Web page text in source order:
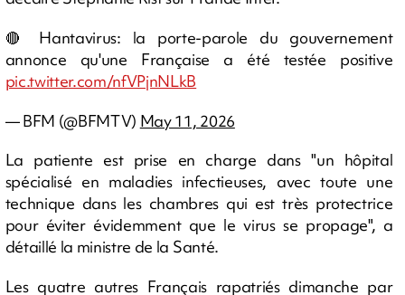
🔴 Hantavirus: la porte-parole du gouvernement
annonce qu'une Française a été testée positive
pic.twitter.com/nfVPjnNLkB
— BFM (@BFMTV) May 11, 2026
La patiente est prise en charge dans "un hôpital
spécialisé en maladies infectieuses, avec toute une
technique dans les chambres qui est très protectrice
pour éviter évidemment que le virus se propage", a
détaillé la ministre de la Santé.
Les quatre autres Français rapatriés dimanche par